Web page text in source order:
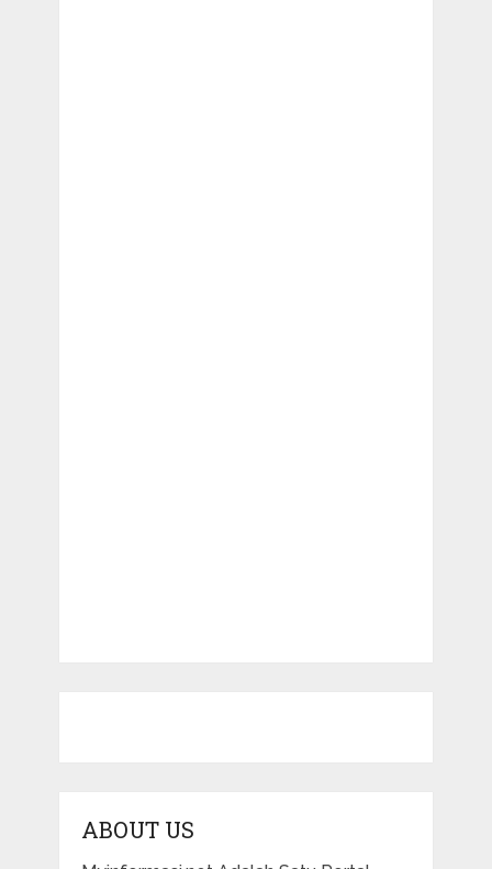
ABOUT US